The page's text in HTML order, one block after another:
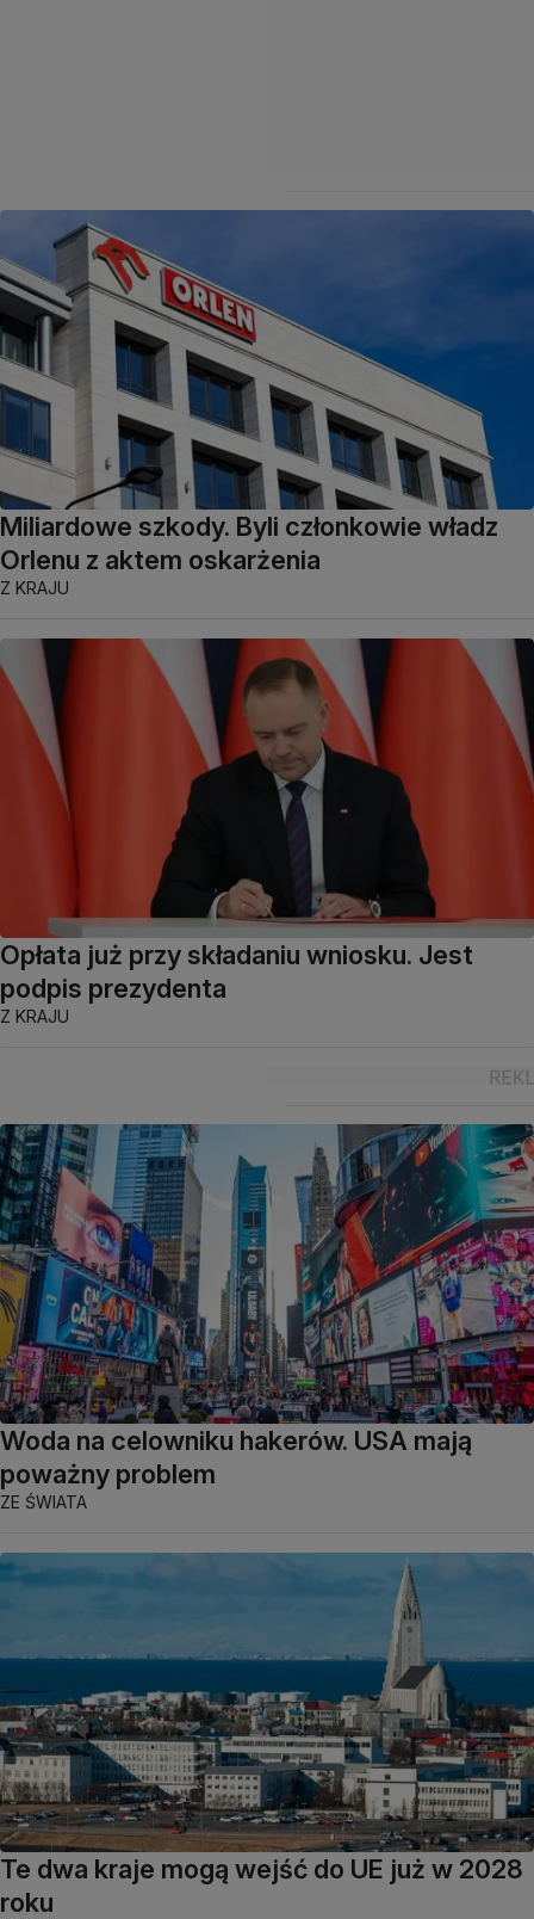
Miliardowe szkody. Byli członkowie władz
Orlenu z aktem oskarżenia
Z KRAJU
Opłata już przy składaniu wniosku. Jest
podpis prezydenta
Z KRAJU
Woda na celowniku hakerów. USA mają
poważny problem
ZE ŚWIATA
Te dwa kraje mogą wejść do UE już w 2028
roku